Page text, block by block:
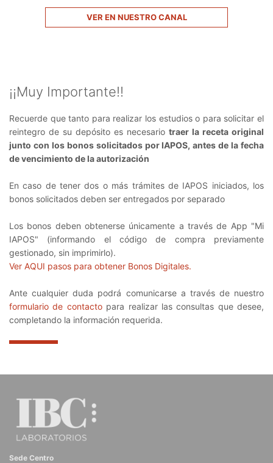
VER EN NUESTRO CANAL
¡¡Muy Importante!!
Recuerde que tanto para realizar los estudios o para solicitar el
reintegro de su depósito es necesario traer la receta original
junto con los bonos solicitados por IAPOS, antes de la fecha
de vencimiento de la autorización
En caso de tener dos o más trámites de IAPOS iniciados, los
bonos solicitados deben ser entregados por separado
Los bonos deben obtenerse únicamente a través de App "Mi
IAPOS" (informando el código de compra previamente
gestionado, sin imprimirlo).
Ver AQUI pasos para obtener Bonos Digitales.
Ante cualquier duda podrá comunicarse a través de nuestro
formulario de contactopara realizar las consultas que desee,
completando la información requerida.
Sede Centro